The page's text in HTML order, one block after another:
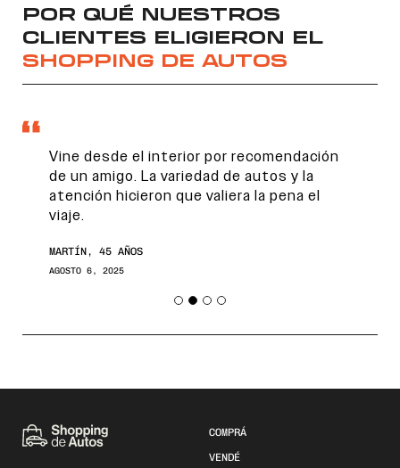
POR QUÉ NUESTROS
CLIENTES ELIGIERON EL
SHOPPING DE AUTOS
Vine desde el interior por recomendación
de un amigo. La variedad de autos y la
atención hicieron que valiera la pena el
viaje.
MARTÍN, 45 AÑOS
AGOSTO 6, 2025
COMPRÁ
VENDÉ